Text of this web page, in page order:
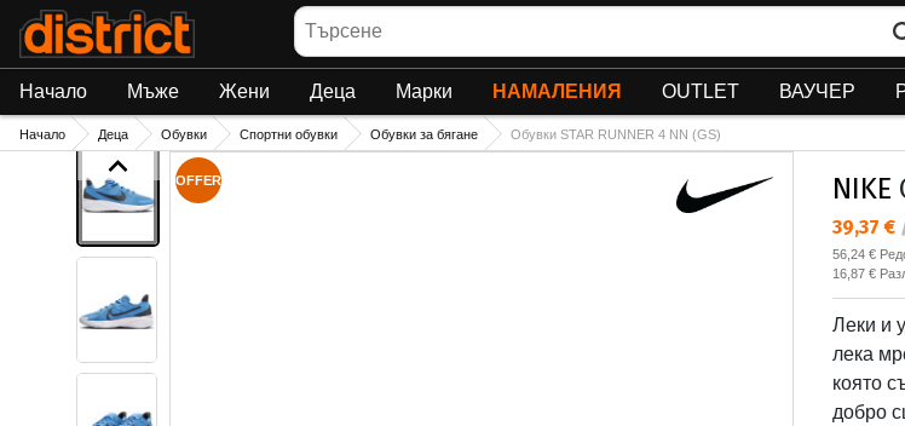
Търсене
Начало Мъже Жени Деца Марки НАМАЛЕНИЯ OUTLET ВАУЧЕР
Начало Деца Обувки Спортни обувки Обувки за бягане Обувки STAR RUNNER 4 NN (GS)
OFFER NIKE
39,37 €
Редовна
56,24 €
16,87 €
Леки и
лека
която
добро